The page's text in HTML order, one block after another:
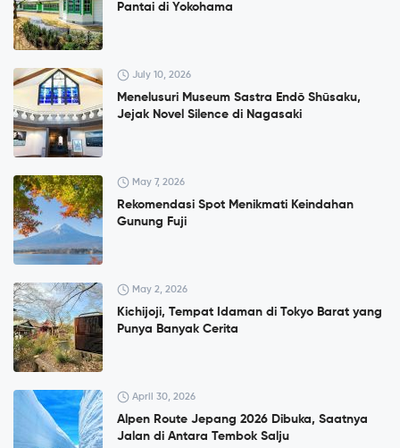
Pantai di Yokohama
July 10, 2026
Menelusuri Museum Sastra Endō Shūsaku,
Jejak Novel Silence di Nagasaki
May 7, 2026
Rekomendasi Spot Menikmati Keindahan
Gunung Fuji
May 2, 2026
Kichijoji, Tempat Idaman di Tokyo Barat yang
Punya Banyak Cerita
April 30, 2026
Alpen Route Jepang 2026 Dibuka, Saatnya
Jalan di Antara Tembok Salju